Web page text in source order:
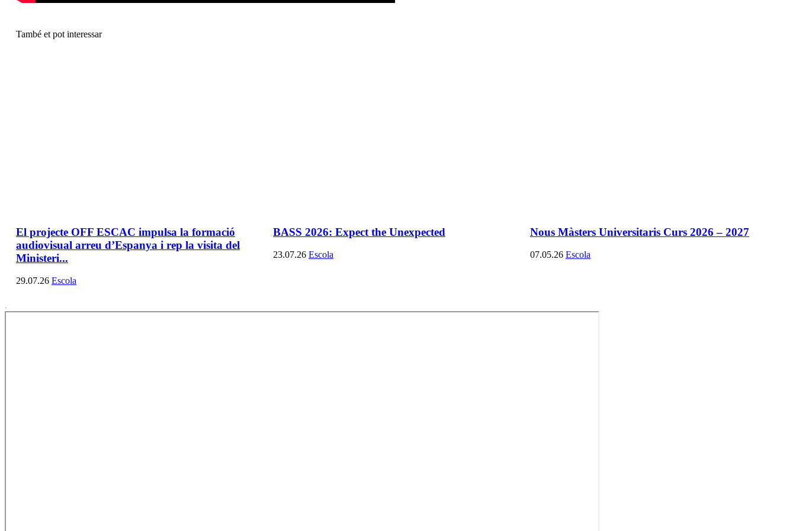
També et pot interessar
El projecte OFF ESCAC impulsa la formació
audiovisual arreu d’Espanya i rep la visita del
Ministeri...
29.07.26 Escola
BASS 2026: Expect the Unexpected
23.07.26 Escola
Nous Màsters Universitaris Curs 2026 – 2027
07.05.26 Escola